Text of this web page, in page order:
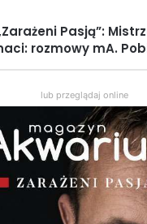
Pasją”:
rozmowy mA.
lub przeglądaj online